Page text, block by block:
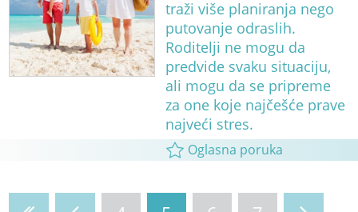
traži više planiranja nego
putovanje odraslih.
Roditelji ne mogu da
predvide svaku situaciju,
ali mogu da se pripreme
za one koje najčešće prave
najveći stres.
Oglasna poruka